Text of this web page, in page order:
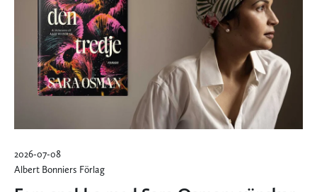
2026-07-08
Albert Bonniers Förlag